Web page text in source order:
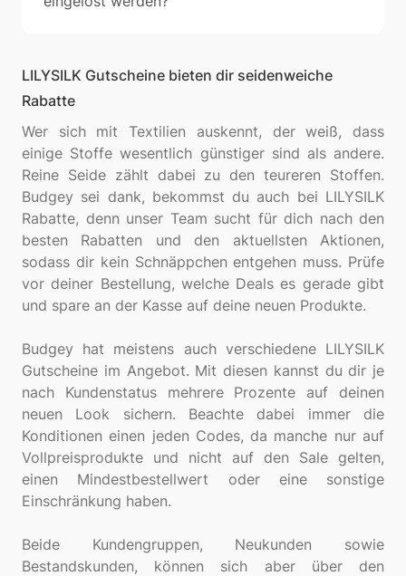
LILYSILK Gutscheine bieten dir seidenweiche
Rabatte
Wer sich mit Textilien auskennt, der weiß, dass
einige Stoffe wesentlich günstiger sind als andere.
Reine Seide zählt dabei zu den teureren Stoffen.
Budgey sei dank, bekommst du auch bei LILYSILK
Rabatte, denn unser Team sucht für dich nach den
besten Rabatten und den aktuellsten Aktionen,
sodass dir kein Schnäppchen entgehen muss. Prüfe
vor deiner Bestellung, welche Deals es gerade gibt
und spare an der Kasse auf deine neuen Produkte.
Budgey hat meistens auch verschiedene LILYSILK
Gutscheine im Angebot. Mit diesen kannst du dir je
nach Kundenstatus mehrere Prozente auf deinen
neuen Look sichern. Beachte dabei immer die
Konditionen einen jeden Codes, da manche nur auf
Vollpreisprodukte und nicht auf den Sale gelten,
einen Mindestbestellwert oder eine sonstige
Einschränkung haben.
Beide Kundengruppen, Neukunden sowie
Bestandskunden, können sich aber über den